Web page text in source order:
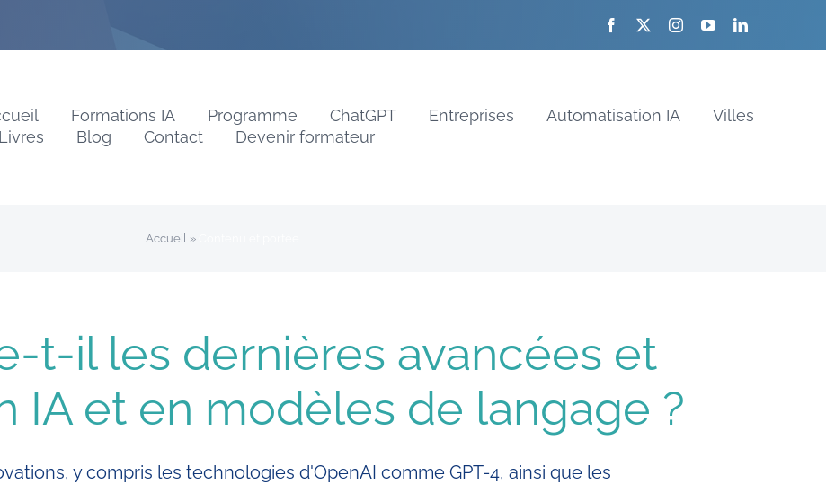
Formations IA Programme ChatGPT Entreprises Automatisation IA
Villes
Livres
Blog Contact Devenir formateur
Accueil »
t-il les dernières avancées et
IA et en modèles de langage ?
y compris les technologies d'OpenAI comme GPT-4, ainsi que les